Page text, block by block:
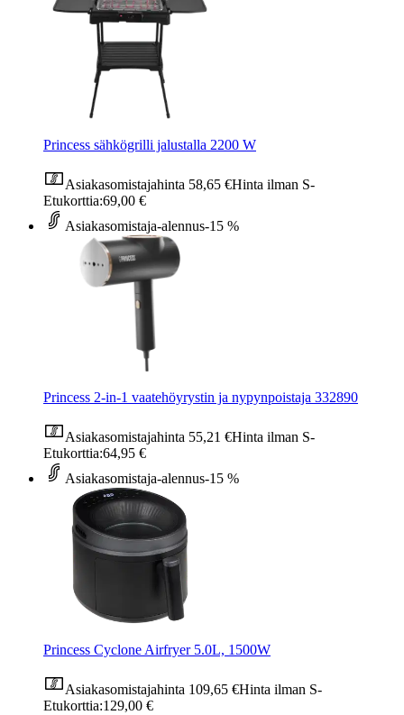
Princess sähkögrilli jalustalla 2200 W
Asiakasomistajahinta 58,65 €Hinta ilman S-
Etukorttia:69,00 €
Asiakasomistaja-alennus-15 %
Princess 2-in-1 vaatehöyrystin ja nypynpoistaja 332890
Asiakasomistajahinta 55,21 €Hinta ilman S-
Etukorttia:64,95 €
Asiakasomistaja-alennus-15 %
Princess Cyclone Airfryer 5.0L, 1500W
Asiakasomistajahinta 109,65 €Hinta ilman S-
Etukorttia:129,00 €